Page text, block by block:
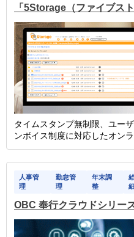
「5Storage（ファイブス
タイムスタンプ無制限、ユー
ンボイス制度に対応したオン
人事管
理
勤怠管
理
年末調
整
細
OBC 奉行クラウドシリー